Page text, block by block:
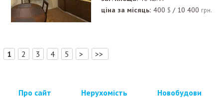
ціна за місяць: 400 $ / 10 400 грн.
1 2 3 4 5 > >>
Про сайт Нерухомість Новобудови